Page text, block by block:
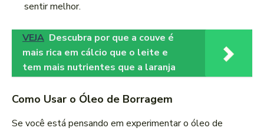
sentir melhor.
VEJA Descubra por que a couve é
mais rica em cálcio que o leite e
tem mais nutrientes que a laranja
Como Usar o Óleo de Borragem
Se você está pensando em experimentar o óleo de